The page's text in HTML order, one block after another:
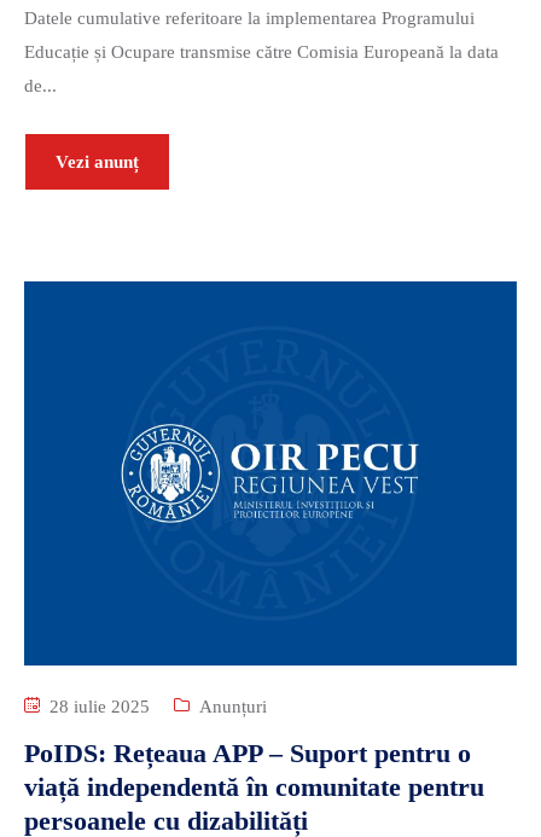
Datele cumulative referitoare la implementarea Programului
Educație și Ocupare transmise către Comisia Europeană la data
de...
Vezi anunț
28 iulie 2025 Anunțuri
PoIDS: Rețeaua APP – Suport pentru o
viață independentă în comunitate pentru
persoanele cu dizabilități